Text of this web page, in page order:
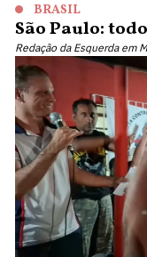
BRASIL
São Paulo:
Redação da Esquerda em